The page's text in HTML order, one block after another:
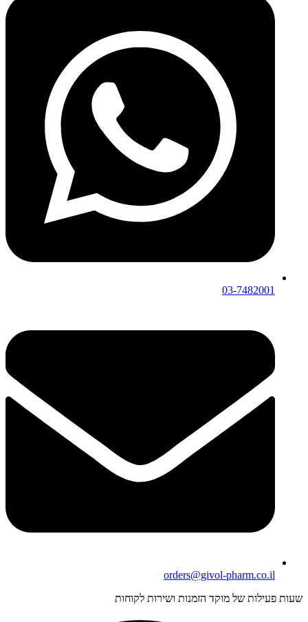
03-7482001
orders@givol-pharm.co.il
שעות פעילות של מוקד הזמנות ושירות לקוחות